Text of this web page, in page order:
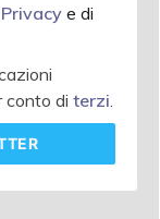
e di
conto di terzi.